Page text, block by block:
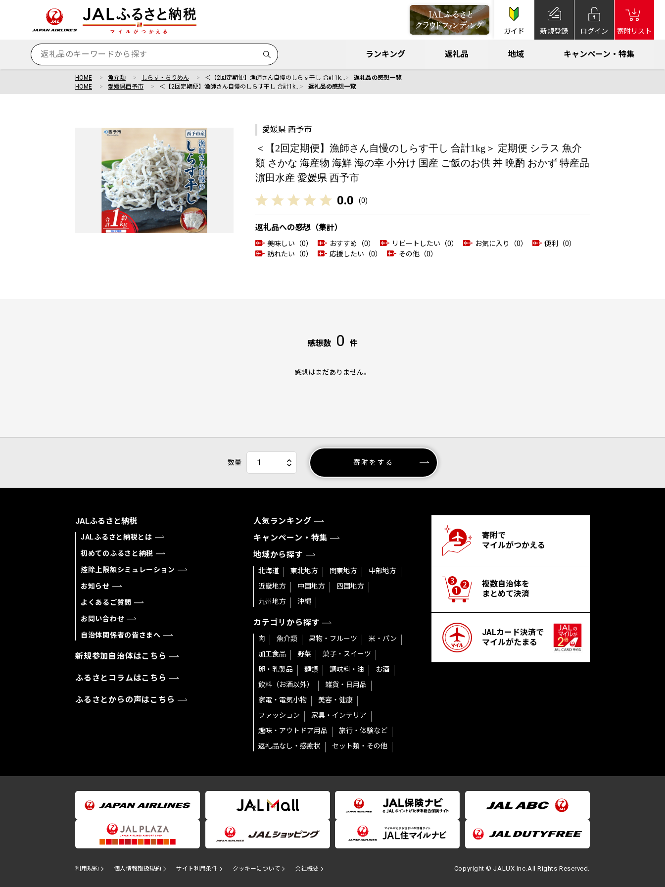
ガイド 新規登録 ログイン 寄附リスト
ランキング 返礼品 地域 キャンペーン・特集
HOME 魚介類 しらす・ちりめん ＜【2回定期便】漁師さん自慢のしらす干し 合計1k…
返礼品の感想一覧
HOME
愛媛県西予市 ＜【2回定期便】漁師さん自慢のしらす干し 合計1k… 返礼品の感想一覧
愛媛県 西予市
＜【2回定期便】漁師さん自慢のしらす干し 合計1kg＞ 定期便 シラス 魚介
類 さかな 海産物 海鮮 海の幸 小分け 国産 ご飯のお供 丼 晩酌 おかず 特産品
濵田水産 愛媛県 西予市
0.0 (0)
返礼品への感想（集計）
美味しい（0） おすすめ（0） リピートしたい（0） お気に入り（0）
便利（0）
訪れたい（0）
応援したい（0） その他（0）
感想数 0 件
感想はまだありません。
数量 寄附をする
JALふるさと納税
JALふるさと納税とは
初めてのふるさと納税
控除上限額シミュレーション
お知らせ
よくあるご質問
お問い合わせ
自治体関係者の皆さまへ
新規参加自治体はこちら
ふるさとコラムはこちら
ふるさとからの声はこちら
人気ランキング
キャンペーン・特集
地域から探す
北海道 東北地方 関東地方
中部地方
近畿地方
中国地方
四国地方
九州地方
沖縄
カテゴリから探す
肉 魚介類 果物・フルーツ
米・パン
加工食品
野菜
菓子・スイーツ
卵・乳製品
麺類 調味料・油
お酒
飲料（お酒以外）
雑貨・日用品
家電・電気小物
美容・健康
ファッション
家具・インテリア
趣味・アウトドア用品
旅行・体験など
返礼品なし・感謝状
セット類・その他
寄附で
マイルがつかえる
複数自治体を
まとめて決済
JALカード決済で
マイルがたまる
利用規約 個人情報取扱規約 サイト利用条件 クッキーについて 会社概要 Copyright © JALUX Inc.All Rights Reserved.